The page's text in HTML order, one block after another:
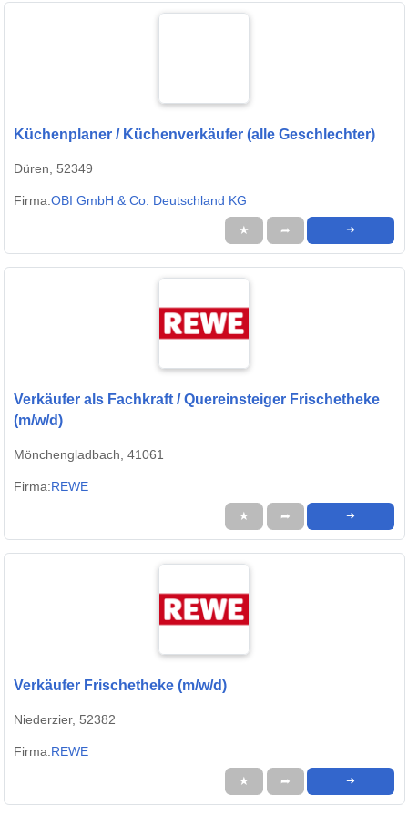
Küchenplaner / Küchenverkäufer (alle Geschlechter)
Düren, 52349
Firma:OBI GmbH & Co. Deutschland KG
★ ➦ ➜
Verkäufer als Fachkraft / Quereinsteiger Frischetheke
(m/w/d)
Mönchengladbach, 41061
Firma:REWE
★ ➦ ➜
Verkäufer Frischetheke (m/w/d)
Niederzier, 52382
Firma:REWE
★ ➦ ➜